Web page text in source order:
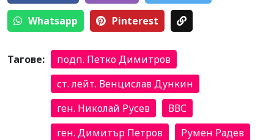
Whatsapp Pinterest
Тагове:
подп. Петко Димитров
ст. лейт. Венцислав Дункин
ген. Николай Русев
ВВС
ген. Димитър Петров
Румен Радев